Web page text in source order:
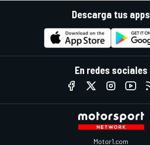
Descarga tus apps
En redes sociales
Motor1.com